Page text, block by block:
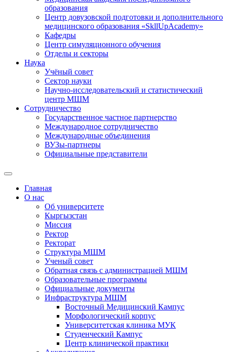
образования
Центр довузовской подготовки и дополнительного
медицинского образования «SkllUpAcademy»
Кафедры
Центр симуляционного обучения
Отделы и секторы
Наука
Учёный совет
Сектор науки
Научно-исследовательский и статистический
центр МШМ
Сотрудничество
Государственное частное партнерство
Международное сотрудничество
Международные объединения
ВУЗы-партнеры
Официальные представители
Главная
О нас
Об университете
Кыргызстан
Миссия
Ректор
Ректорат
Структура МШМ
Ученый совет
Обратная связь с администрацией МШМ
Образовательные программы
Официальные документы
Инфраструктура МШМ
Восточный Медицинский Кампус
Морфологический корпус
Университетская клиника МУК
Студенческий Кампус
Центр клинической практики